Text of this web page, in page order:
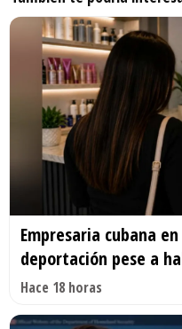
Empresaria cubana
deportación pese a
Hace 18 horas